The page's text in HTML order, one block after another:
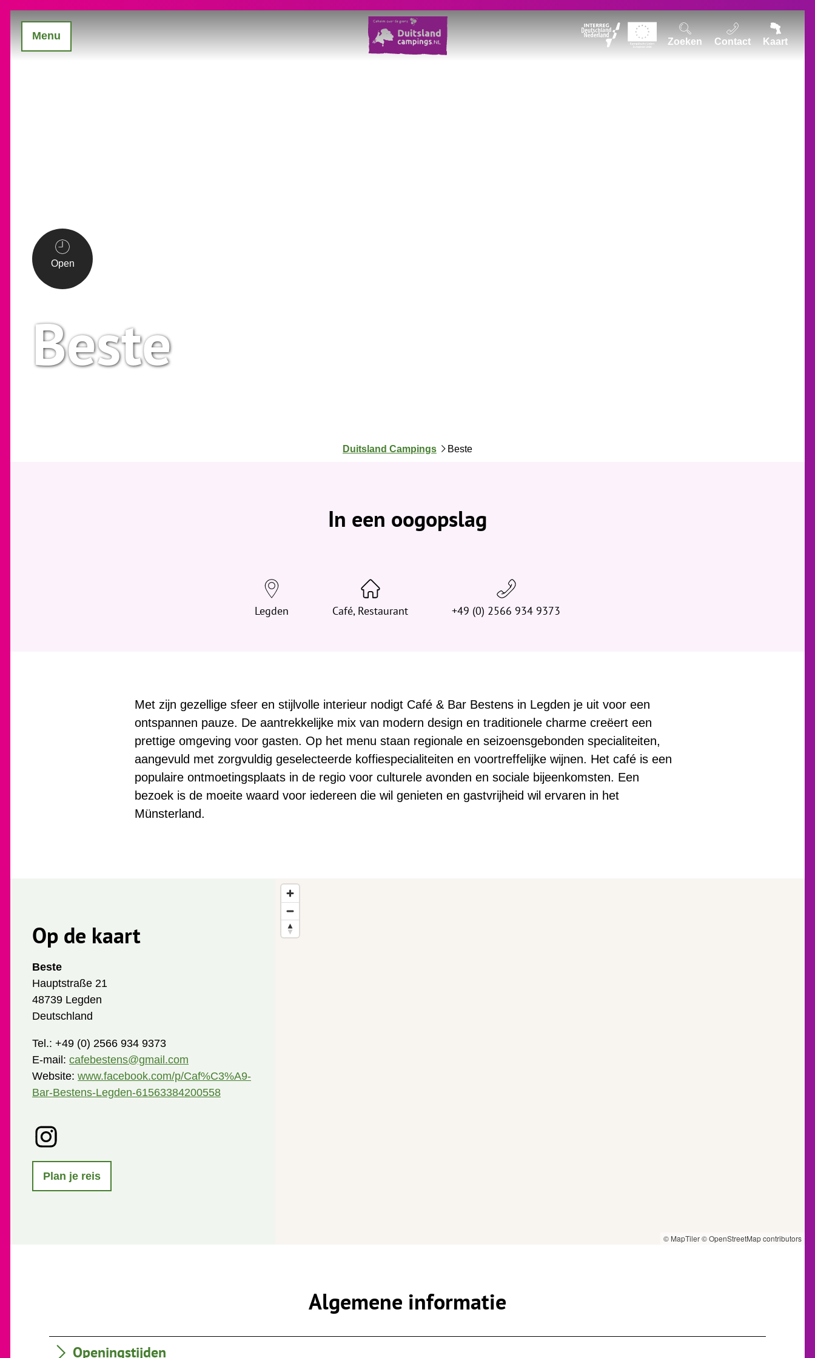
Zoeken Contact Kaart
Menu
Open
Beste
J
i
h
Duitsland Campings Beste
In een oogopslag
Legden Café, Restaurant +49 (0) 2566 934 9373
Met zijn gezellige sfeer en stijlvolle interieur nodigt Café & Bar Bestens in Legden je uit voor een
ontspannen pauze. De aantrekkelijke mix van modern design en traditionele charme creëert een
prettige omgeving voor gasten. Op het menu staan regionale en seizoensgebonden specialiteiten,
aangevuld met zorgvuldig geselecteerde koffiespecialiteiten en voortreffelijke wijnen. Het café is een
populaire ontmoetingsplaats in de regio voor culturele avonden en sociale bijeenkomsten. Een
bezoek is de moeite waard voor iedereen die wil genieten en gastvrijheid wil ervaren in het
Münsterland.
Op de kaart
Beste
Hauptstraße 21
48739 Legden
Deutschland
Tel.: +49 (0) 2566 934 9373
E-mail: cafebestens@gmail.com
Website: www.facebook.com/p/Caf%C3%A9-
Bar-Bestens-Legden-61563384200558
I
n
s
a
Plan je reis
© MapTiler© OpenStreetMap contributors
Algemene informatie
Openingstijden